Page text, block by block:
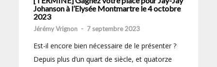
Johanson à l’Elysée Montmartre le 4 octobre
2023
Jérémy Vrignon - 7 septembre 2023
Est-il encore bien nécessaire de le présenter ?
Depuis plus d’un quart de siècle, et quatorze